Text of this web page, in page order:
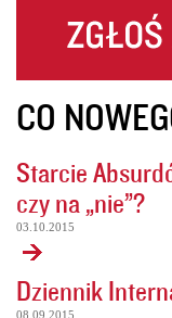
CO
Starcie
czy na „nie”?
03.10.2015
Dziennik
08.09.2015